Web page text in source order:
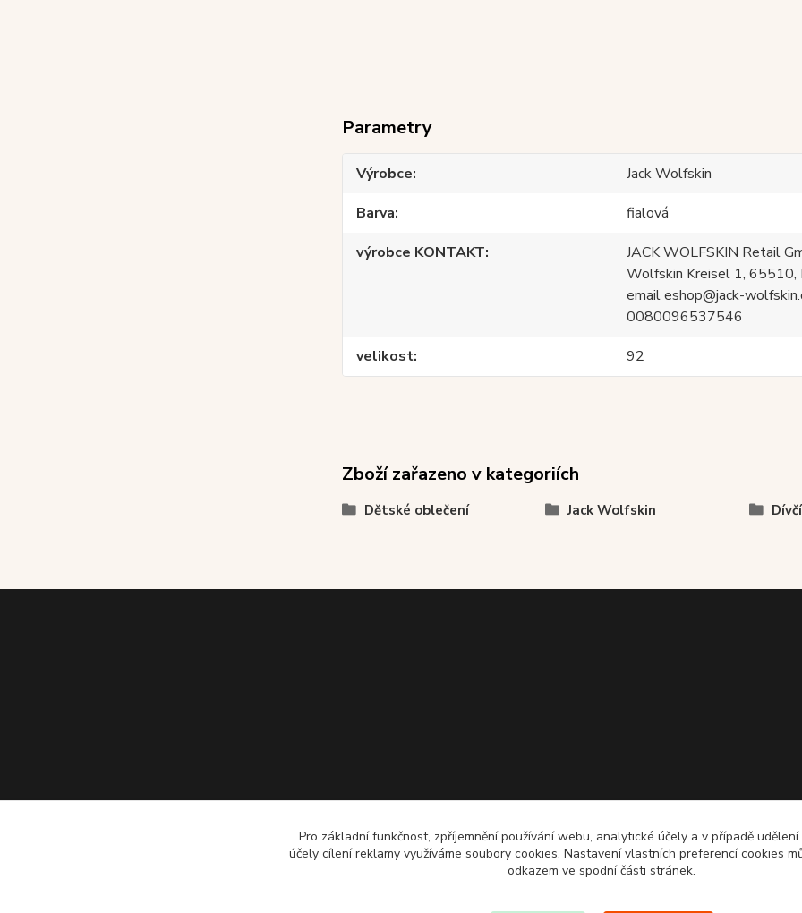
Parametry
Výrobce
Jack Wolfskin
Barva
fialová
výrobce KONTAKT
JACK WOLFSKIN Retail
Wolfskin Kreisel 1, 65510,
email eshop@jack-
0080096537546
velikost
92
Zboží zařazeno v kategoriích
Dětské oblečení Jack Wolfskin
Pro základní funkčnost, zpříjemnění používání webu, analytické účely a v případě
účely cílení reklamy využíváme soubory cookies. Nastavení vlastních preferencí cookies
odkazem ve spodní části stránek.